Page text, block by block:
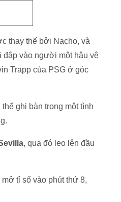
thay thế bởi Nacho, và
đập vào người một hậu vệ
Trapp của PSG ở góc
ghi bàn trong một tình
, qua đó leo lên đầu
tỉ số vào phút thứ 8,